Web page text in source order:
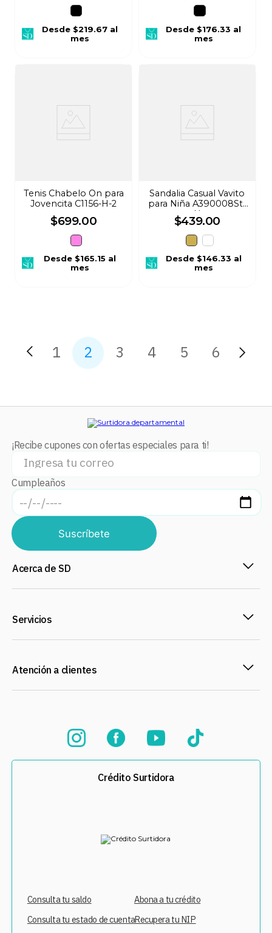
Desde $219.67 al
mes
Desde $176.33 al
mes
Tenis Chabelo On para
Jovencita C1156-H-2
$699.00
Desde $165.15 al
mes
Sandalia Casual Vavito
para Niña A390008St-
N
$439.00
Desde$146.33 al
mes
1 2 3 4 5 6
¡Recibe cupones con ofertas especiales para ti!
Cumpleaños
Suscríbete
Acerca de SD
Servicios
Atención a clientes
Crédito Surtidora
Consulta tu saldo
Consulta tu estado de cuenta
Abona a tu crédito
Recupera tu NIP